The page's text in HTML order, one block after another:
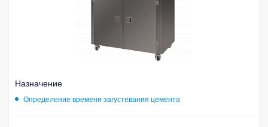
Назначение
Определение времени загустевания цемента